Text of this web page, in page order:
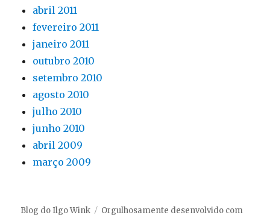
abril 2011
fevereiro 2011
janeiro 2011
outubro 2010
setembro 2010
agosto 2010
julho 2010
junho 2010
abril 2009
março 2009
Blog do Ilgo Wink Orgulhosamente desenvolvido com